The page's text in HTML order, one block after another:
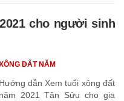
cho người sinh
Hướng dẫn Xem tuổi xông đất
năm 2021 Tân Sửu cho gia
ĐẤT NĂM